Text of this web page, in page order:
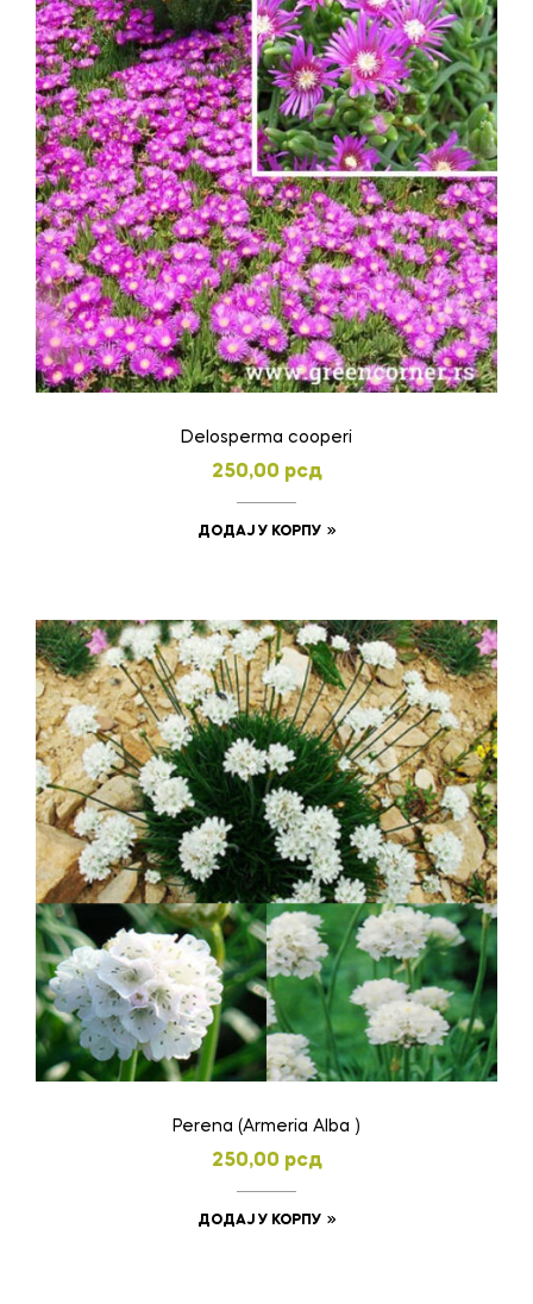
Delosperma cooperi
250,00 рсд
ДОДАЈ У КОРПУ
Perena (Armeria Alba )
250,00 рсд
ДОДАЈ У КОРПУ